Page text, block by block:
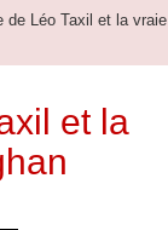
Léo Taxil et la vraie
et la